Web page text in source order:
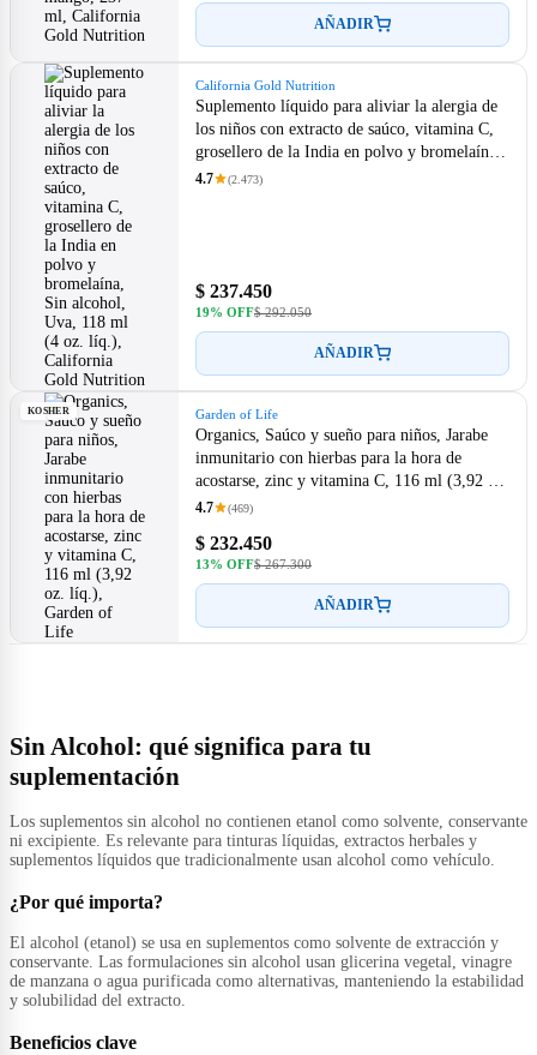
AÑADIR
California Gold Nutrition
Suplemento líquido para aliviar la alergia de
los niños con extracto de saúco, vitamina C,
grosellero de la India en polvo y bromelaína,
Sin alcohol, Uva, 118 ml (4 oz. líq.),
4.7 (2.473)
$ 237.450
19% OFF$ 292.050
AÑADIR
KOSHER Garden of Life
Organics, Saúco y sueño para niños, Jarabe
inmunitario con hierbas para la hora de
acostarse, zinc y vitamina C, 116 ml (3,92 oz.
líq.), Garden of Life
4.7 (469)
$ 232.450
13% OFF$ 267.300
AÑADIR
Sin Alcohol: qué significa para tu
suplementación
Los suplementos sin alcohol no contienen etanol como solvente, conservante
ni excipiente. Es relevante para tinturas líquidas, extractos herbales y
suplementos líquidos que tradicionalmente usan alcohol como vehículo.
¿Por qué importa?
El alcohol (etanol) se usa en suplementos como solvente de extracción y
conservante. Las formulaciones sin alcohol usan glicerina vegetal, vinagre
de manzana o agua purificada como alternativas, manteniendo la estabilidad
y solubilidad del extracto.
Beneficios clave